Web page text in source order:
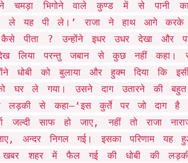
ने चमड़ा भिगोने वाले कुण्ड में से
! ले यह पी ले।’ राजा ने हाथ आगे करके
कैसे पीता ? उन्होंने इधर उधर देखा और
लिया परन्तु जबान से कुछ नहीं कहा।
धोबी को बुलाया और हुक्म दिया कि
घर ले गया। उसने दाग उतारने की
लड़की से कहा–‘इस कुर्ते पर जो दाग
जल्दी साफ हो जाए, नहीं तो राजा
अन्दर निगल गई। इसका परिणाम यह
खबर शहर में फैल गई की धोबी की